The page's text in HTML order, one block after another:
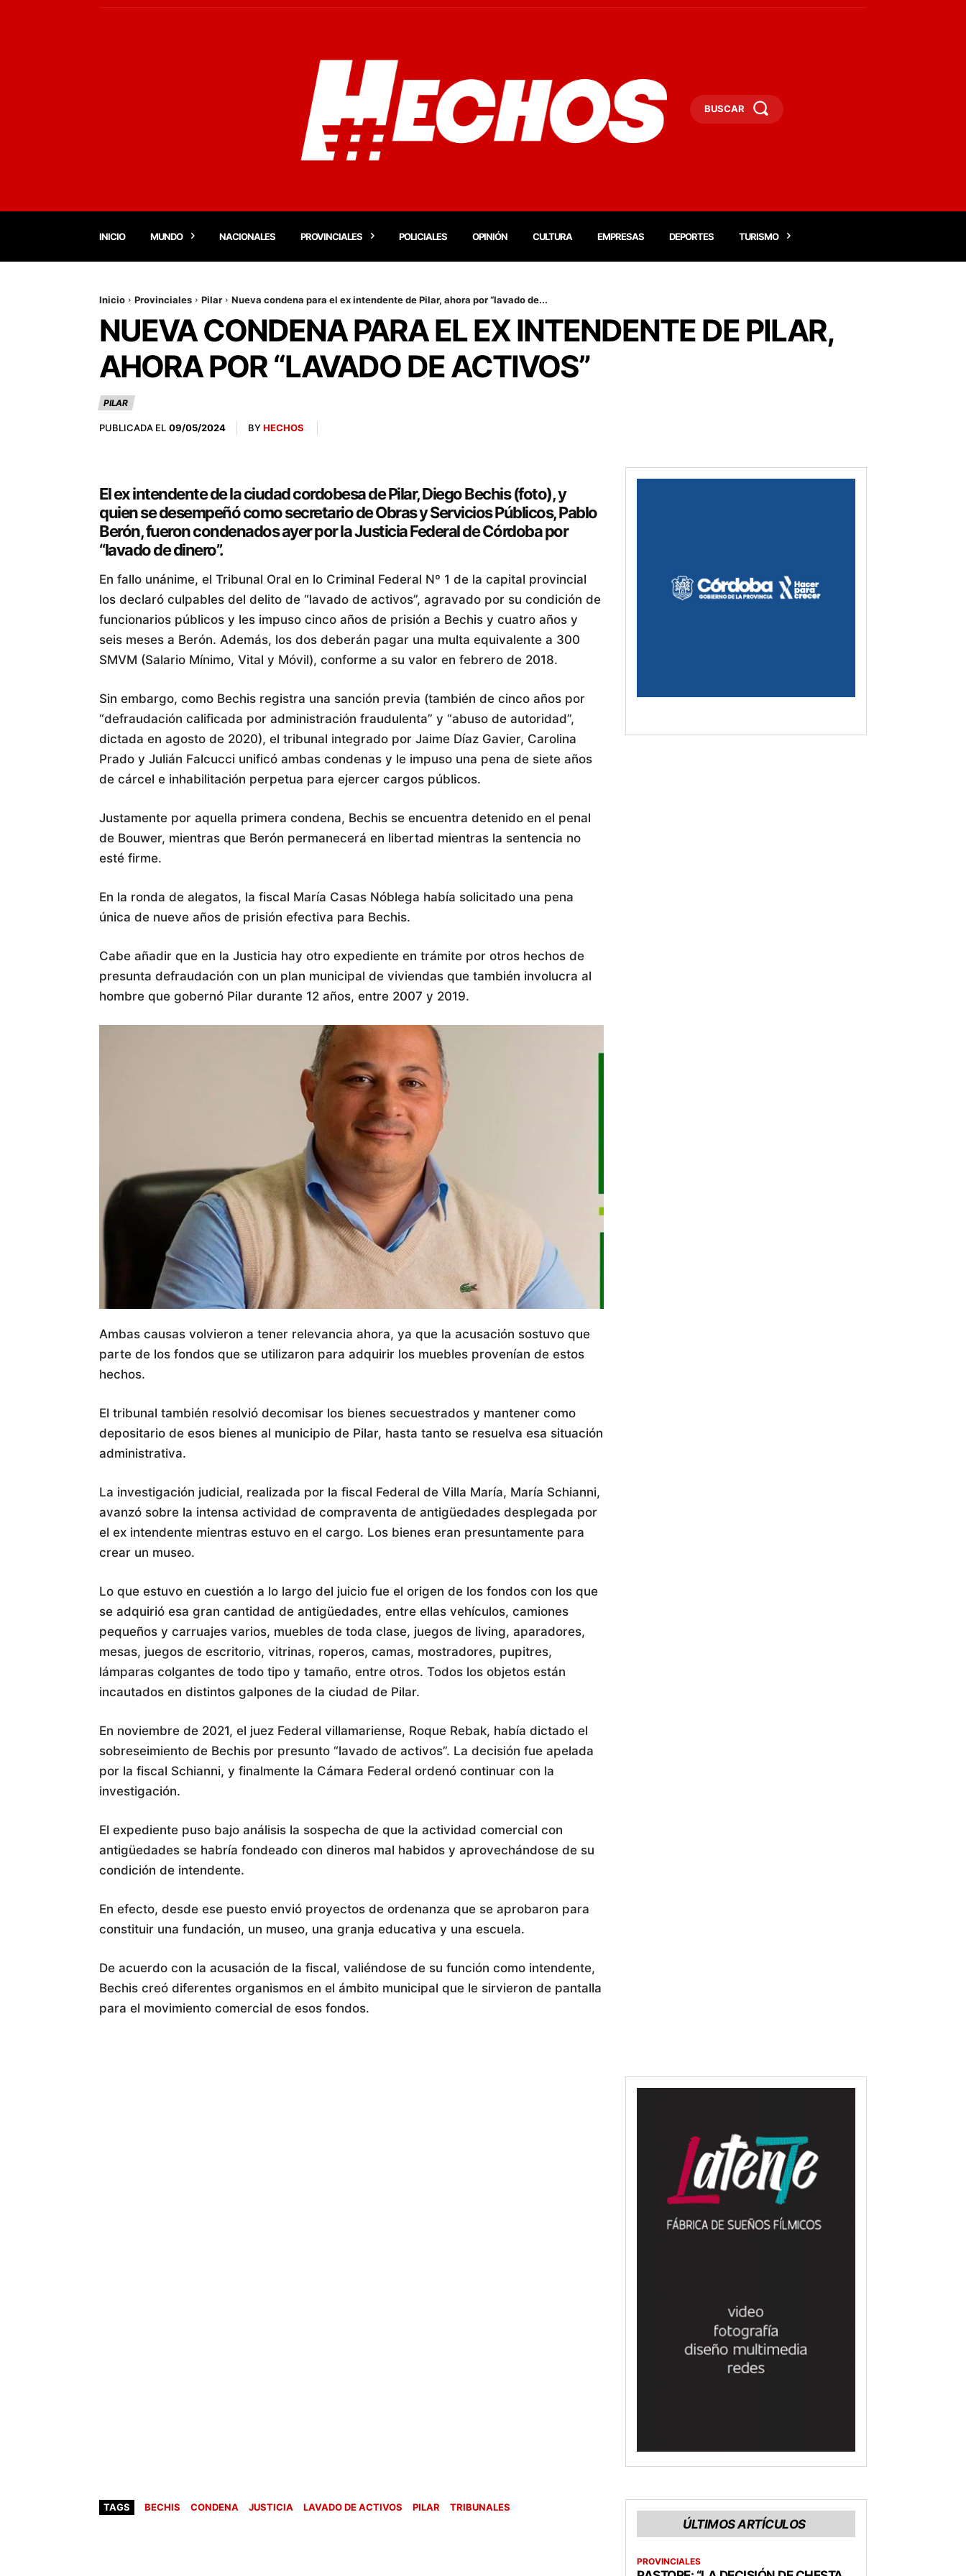
BUSCAR
INICIO MUNDO NACIONALES PROVINCIALES POLICIALES OPINIÓN CULTURA EMPRESAS DEPORTES TURISMO
Inicio Provinciales Pilar Nueva condena para el ex intendente de Pilar, ahora por “lavado de...
NUEVA CONDENA PARA EL EX INTENDENTE DE PILAR,
AHORA POR “LAVADO DE ACTIVOS”
PILAR
PUBLICADA EL 09/05/2024 BYHECHOS
El ex intendente de la ciudad cordobesa de Pilar, Diego Bechis (foto), y
quien se desempeñó como secretario de Obras y Servicios Públicos, Pablo
Berón, fueron condenados ayer por la Justicia Federal de Córdoba por
“lavado de dinero”.
En fallo unánime, el Tribunal Oral en lo Criminal Federal Nº 1 de la capital provincial
los declaró culpables del delito de “lavado de activos”, agravado por su condición de
funcionarios públicos y les impuso cinco años de prisión a Bechis y cuatro años y
seis meses a Berón. Además, los dos deberán pagar una multa equivalente a 300
SMVM (Salario Mínimo, Vital y Móvil), conforme a su valor en febrero de 2018.
Sin embargo, como Bechis registra una sanción previa (también de cinco años por
“defraudación calificada por administración fraudulenta” y “abuso de autoridad”,
dictada en agosto de 2020), el tribunal integrado por Jaime Díaz Gavier, Carolina
Prado y Julián Falcucci unificó ambas condenas y le impuso una pena de siete años
de cárcel e inhabilitación perpetua para ejercer cargos públicos.
Justamente por aquella primera condena, Bechis se encuentra detenido en el penal
de Bouwer, mientras que Berón permanecerá en libertad mientras la sentencia no
esté firme.
En la ronda de alegatos, la fiscal María Casas Nóblega había solicitado una pena
única de nueve años de prisión efectiva para Bechis.
Cabe añadir que en la Justicia hay otro expediente en trámite por otros hechos de
presunta defraudación con un plan municipal de viviendas que también involucra al
hombre que gobernó Pilar durante 12 años, entre 2007 y 2019.
Ambas causas volvieron a tener relevancia ahora, ya que la acusación sostuvo que
parte de los fondos que se utilizaron para adquirir los muebles provenían de estos
hechos.
El tribunal también resolvió decomisar los bienes secuestrados y mantener como
depositario de esos bienes al municipio de Pilar, hasta tanto se resuelva esa situación
administrativa.
La investigación judicial, realizada por la fiscal Federal de Villa María, María Schianni,
avanzó sobre la intensa actividad de compraventa de antigüedades desplegada por
el ex intendente mientras estuvo en el cargo. Los bienes eran presuntamente para
crear un museo.
Lo que estuvo en cuestión a lo largo del juicio fue el origen de los fondos con los que
se adquirió esa gran cantidad de antigüedades, entre ellas vehículos, camiones
pequeños y carruajes varios, muebles de toda clase, juegos de living, aparadores,
mesas, juegos de escritorio, vitrinas, roperos, camas, mostradores, pupitres,
lámparas colgantes de todo tipo y tamaño, entre otros. Todos los objetos están
incautados en distintos galpones de la ciudad de Pilar.
En noviembre de 2021, el juez Federal villamariense, Roque Rebak, había dictado el
sobreseimiento de Bechis por presunto “lavado de activos”. La decisión fue apelada
por la fiscal Schianni, y finalmente la Cámara Federal ordenó continuar con la
investigación.
El expediente puso bajo análisis la sospecha de que la actividad comercial con
antigüedades se habría fondeado con dineros mal habidos y aprovechándose de su
condición de intendente.
En efecto, desde ese puesto envió proyectos de ordenanza que se aprobaron para
constituir una fundación, un museo, una granja educativa y una escuela.
De acuerdo con la acusación de la fiscal, valiéndose de su función como intendente,
Bechis creó diferentes organismos en el ámbito municipal que le sirvieron de pantalla
para el movimiento comercial de esos fondos.
TAGS BECHIS CONDENA JUSTICIA LAVADO DE ACTIVOS PILAR TRIBUNALES
ÚLTIMOS ARTÍCULOS
PROVINCIALES